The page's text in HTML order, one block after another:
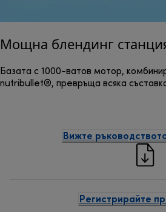
Мощна блендинг
Базата с 1000-ватов мотор,
nutribullet®, превръща всяка
Вижте
Регистрирайте